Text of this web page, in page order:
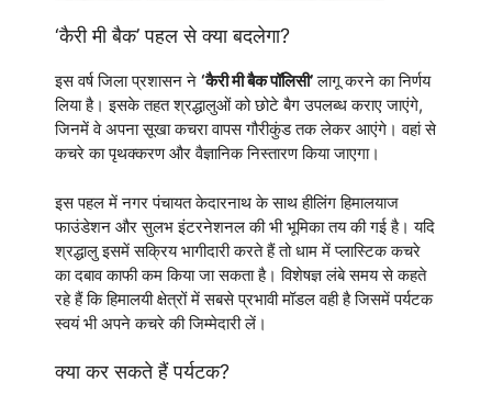
‘कैरी मी बैक’ पहल से क्या बदलेगा?
इस वर्ष जिला प्रशासन ने ‘कैरी मी बैक पॉलिसी’लागू करने का निर्णय
लिया है। इसके तहत श्रद्धालुओं को छोटे बैग उपलब्ध कराए जाएंगे,
जिनमें वे अपना सूखा कचरा वापस गौरीकुंड तक लेकर आएंगे। वहां से
कचरे का पृथक्करण और वैज्ञानिक निस्तारण किया जाएगा।
इस पहल में नगर पंचायत केदारनाथ के साथ हीलिंग हिमालयाज
फाउंडेशन और सुलभ इंटरनेशनल की भी भूमिका तय की गई है। यदि
श्रद्धालु इसमें सक्रिय भागीदारी करते हैं तो धाम में प्लास्टिक कचरे
का दबाव काफी कम किया जा सकता है। विशेषज्ञ लंबे समय से कहते
रहे हैं कि हिमालयी क्षेत्रों में सबसे प्रभावी मॉडल वही है जिसमें पर्यटक
स्वयं भी अपने कचरे की जिम्मेदारी लें।
क्या कर सकते हैं पर्यटक?